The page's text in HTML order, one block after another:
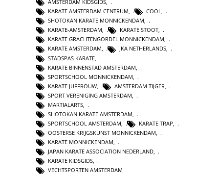
AMSTERDAM KIDSGIDS,
KARATE AMSTERDAM CENTRUM, COOL,
SHOTOKAN KARATE MONNICKENDAM,
KARATE-AMSTERDAM, KARATE STOOT,
KARATE GRACHTENGORDEL MONNICKENDAM,
KARATE AMSTERDAM, JKA NETHERLANDS,
STADSPAS KARATE
KARATE BINNENSTAD AMSTERDAM
SPORTSCHOOL MONNICKENDAM
KARATE JUFFROUW
AMSTERDAM TIJGER
SPORT VERENIGING AMSTERDAM
MARTIALARTS
SHOTOKAN KARATE AMSTERDAM
SPORTSCHOOL AMSTERDAM
KARATE TRAP
OOSTERSE KRIJGSKUNST MONNICKENDAM,
KARATE MONNICKENDAM,
JAPAN KARATE ASSOCIATION NEDERLAND,
KARATE KIDSGIDS,
VECHTSPORTEN AMSTERDAM